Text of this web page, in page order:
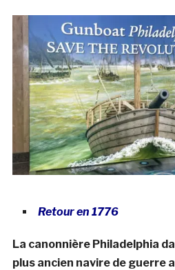
Retour en 1776
La canonnière Philadelphia
plus ancien navire de guerre